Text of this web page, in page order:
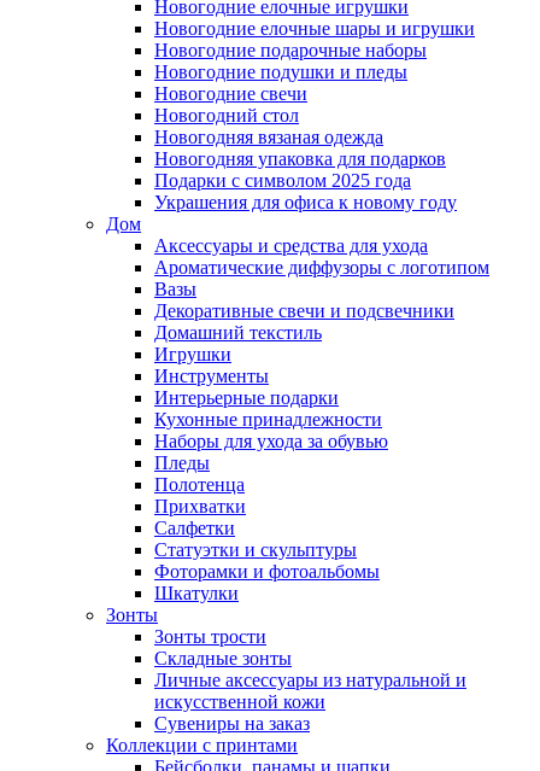
Новогодние елочные игрушки
Новогодние елочные шары и игрушки
Новогодние подарочные наборы
Новогодние подушки и пледы
Новогодние свечи
Новогодний стол
Новогодняя вязаная одежда
Новогодняя упаковка для подарков
Подарки с символом 2025 года
Украшения для офиса к новому году
Дом
Аксессуары и средства для ухода
Ароматические диффузоры с логотипом
Вазы
Декоративные свечи и подсвечники
Домашний текстиль
Игрушки
Инструменты
Интерьерные подарки
Кухонные принадлежности
Наборы для ухода за обувью
Пледы
Полотенца
Прихватки
Салфетки
Статуэтки и скульптуры
Фоторамки и фотоальбомы
Шкатулки
Зонты
Зонты трости
Складные зонты
Личные аксессуары из натуральной и
искусственной кожи
Сувениры на заказ
Коллекции с принтами
Бейсболки, панамы и шапки